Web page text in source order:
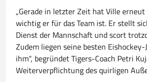
„Gerade in letzter Zeit hat Ville
wichtig er für das Team ist. Er stellt
Dienst der Mannschaft und scort
Zudem liegen seine besten
ihm“, begründet Tigers-Coach Petri
Weiterverpflichtung des quirligen